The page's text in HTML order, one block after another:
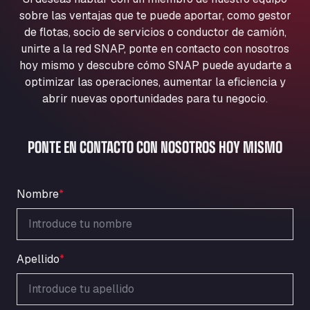
Aqua Ariva GmbH
Marie-Curie-Straße 24, 68219
Aral Autohof Bockel
An der Autobahn 1, 27404
ARAL Autohof Bockenem
Oppelner Str. 1, 31167
Nellinger Str. 24, 89188
ARAL Autohof Preis
ARAL Tankstelle - XXL Truckwash.de
GmbH
Obernburger Str. 127, 63811
Ardleigh South Services
a120 westbound, CO77SL
Area 47 Hermanos Rico
Autovia A4 km 47, 28300
sobre las ventajas que te puede aportar, como gestor
de flotas, socio de servicios o conductor de camión,
unirte a la red SNAP, ponte en contacto con nosotros
hoy mismo y descubre cómo SNAP puede ayudarte a
optimizar las operaciones, aumentar la eficiencia y
abrir nuevas oportunidades para tu negocio.
PONTE EN CONTACTO CON NOSOTROS HOY MISMO
Nombre*
Apellido*